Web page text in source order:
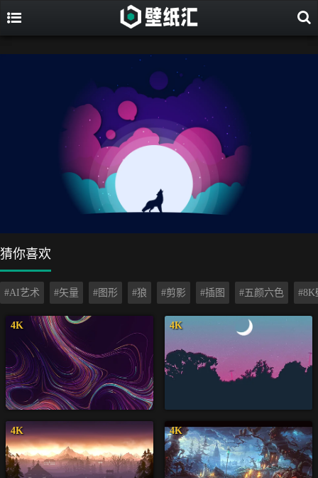
猜你喜欢
#AI艺术 #矢量 #图形 #狼 #剪影 #插图 #五颜六色 #8K
4K 4K
4K 4K